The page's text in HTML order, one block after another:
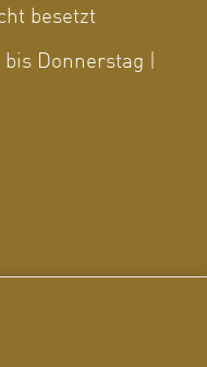
besetzt
Donnerstag |